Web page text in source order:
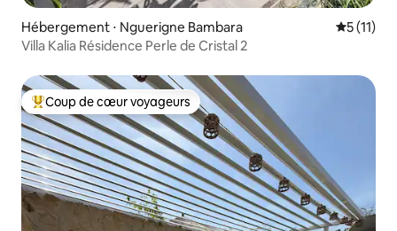
Hébergement ⋅ Nguerigne Bambara
5 (11)
Villa Kalia Résidence Perle de Cristal 2
Coups de cœur voyageurs les plus appréciés
Coup de cœur voyageurs